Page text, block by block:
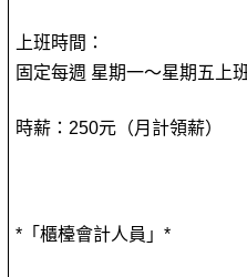
上班時間：
固定每週 星期一～星期五上
時薪：250元（月計領薪）
*「櫃檯會計人員」*